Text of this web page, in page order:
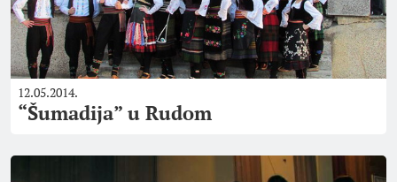
12.05.2014.
“Šumadija” u Rudom